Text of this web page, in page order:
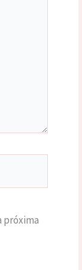
próxima